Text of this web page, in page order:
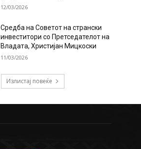
12/03/2026
Средба на Советот на странски
инвеститори со Претседателот на
Владата, Христијан Мицкоски
11/03/2026
Излистај повеќе